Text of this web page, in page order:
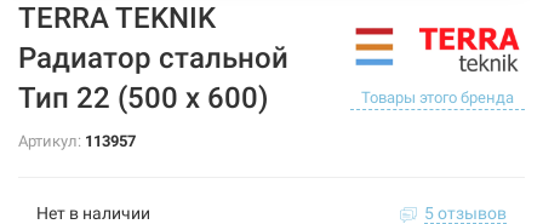
TERRA TEKNIK
Радиатор стальной
Тип 22 (500 x 600)
Товары этого бренда
Артикул: 113957
Нет в наличии
5 отзывов